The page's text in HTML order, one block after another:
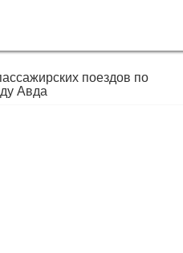
поездов по
Авда